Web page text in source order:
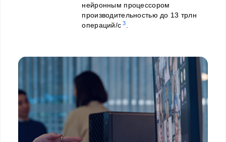
нейронным процессором
производительностью до 13 трлн
операций/с 3